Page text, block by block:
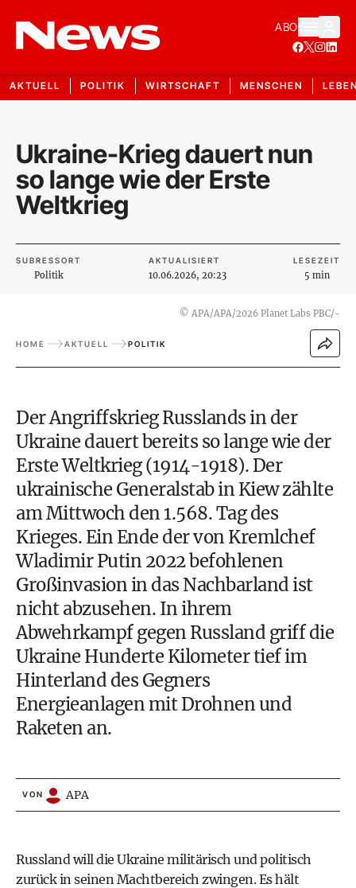
ABO
AKTUELL POLITIK WIRTSCHAFT MENSCHEN
Ukraine-Krieg dauert nun
so lange wie der Erste
Weltkrieg
SUBRESSORT
Politik
AKTUALISIERT
10.06.2026, 20:23
LESEZEIT
5 min
© APA/APA/2026 Planet Labs PBC/-
HOME AKTUELL POLITIK
Der Angriffskrieg Russlands in der
Ukraine dauert bereits so lange wie der
Erste Weltkrieg (1914-1918). Der
ukrainische Generalstab in Kiew zählte
am Mittwoch den 1.568. Tag des
Krieges. Ein Ende der von Kremlchef
Wladimir Putin 2022 befohlenen
Großinvasion in das Nachbarland ist
nicht abzusehen. In ihrem
Abwehrkampf gegen Russland griff die
Ukraine Hunderte Kilometer tief im
Hinterland des Gegners
Energieanlagen mit Drohnen und
Raketen an.
VON APA
Russland will die Ukraine militärisch und politisch
zurück in seinen Machtbereich zwingen. Es hält